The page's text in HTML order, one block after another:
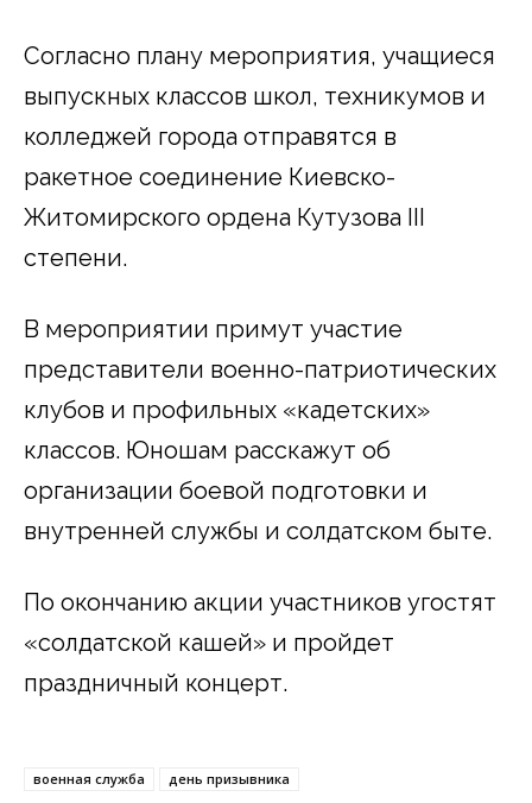
Согласно плану мероприятия, учащиеся
выпускных классов школ, техникумов и
колледжей города отправятся в
ракетное соединение Киевско-
Житомирского ордена Кутузова III
степени.
В мероприятии примут участие
представители военно-патриотических
клубов и профильных «кадетских»
классов. Юношам расскажут об
организации боевой подготовки и
внутренней службы и солдатском быте.
По окончанию акции участников угостят
«солдатской кашей» и пройдет
праздничный концерт.
военная служба день призывника